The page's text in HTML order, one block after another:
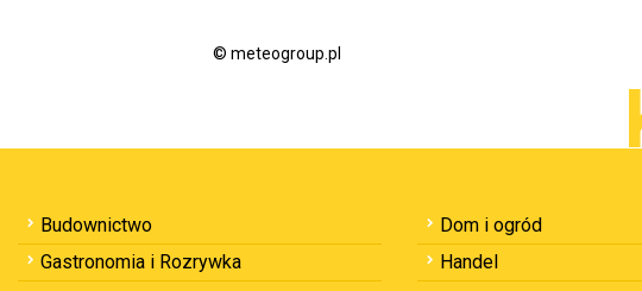
© meteogroup.pl
Budownictwo Dom i ogród
Gastronomia i Rozrywka
Handel